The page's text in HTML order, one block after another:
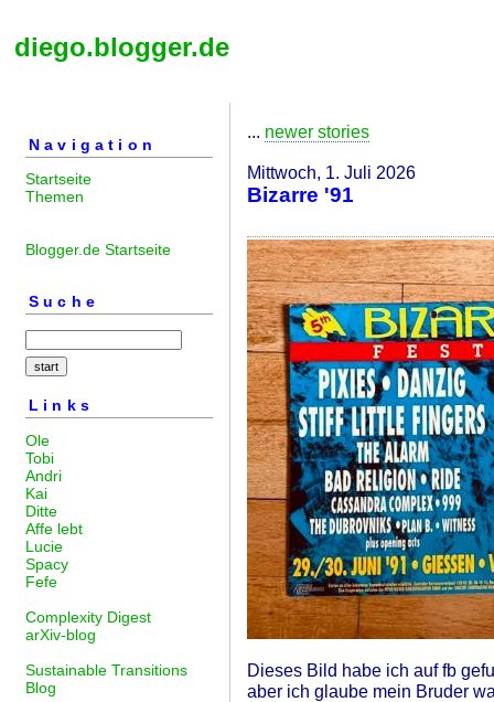
diego.blogger.de
Navigation
Startseite
Themen
Blogger.de Startseite
Suche
Links
Ole
Tobi
Andri
Kai
Ditte
Affe lebt
Lucie
Spacy
Fefe
Complexity Digest
arXiv-blog
Sustainable Transitions
Blog
... newer stories
Mittwoch, 1. Juli 2026
Bizarre '91
Dieses Bild habe ich auf fb
aber ich glaube mein Bruder